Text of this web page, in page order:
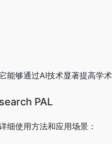
能够通过AI技术显著提高学
PAL
细使用方法和应用场景：